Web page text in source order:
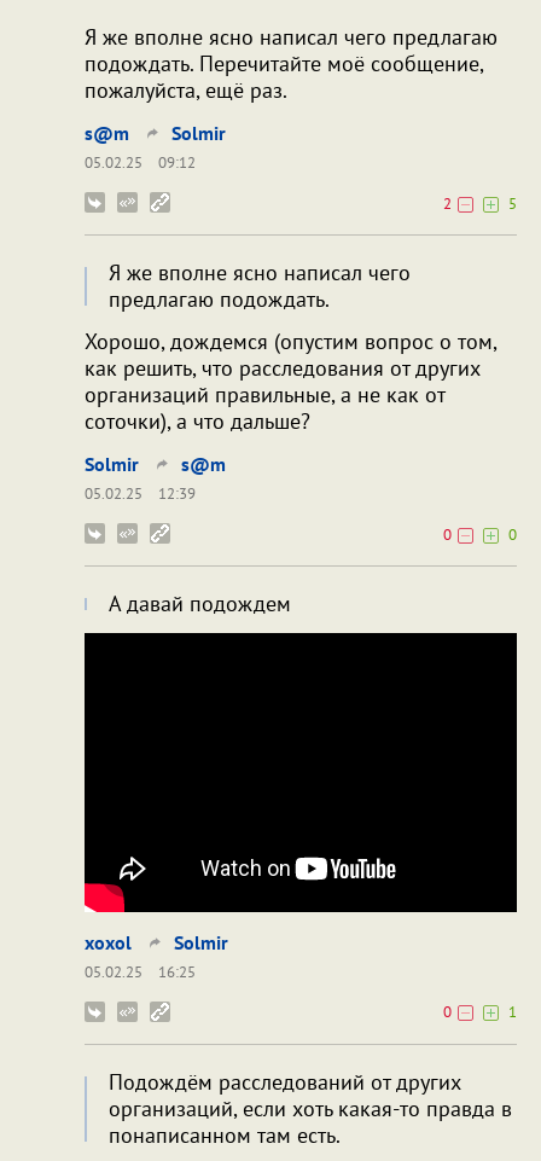
Я же вполне ясно написал чего предлагаю
подождать. Перечитайте моё сообщение,
пожалуйста, ещё раз.
s@m Solmir
05.02.25
09:12
2
5
Я же вполне ясно написал чего
предлагаю подождать.
Хорошо, дождемся (опустим вопрос о том,
как решить, что расследования от других
организаций правильные, а не как от
соточки), а что дальше?
Solmir s@m
05.02.25
12:39
0
0
А давай подождем
xoxol Solmir
05.02.25
16:25
0
1
Подождём расследований от других
организаций, если хоть какая-то правда в
понаписанном там есть.